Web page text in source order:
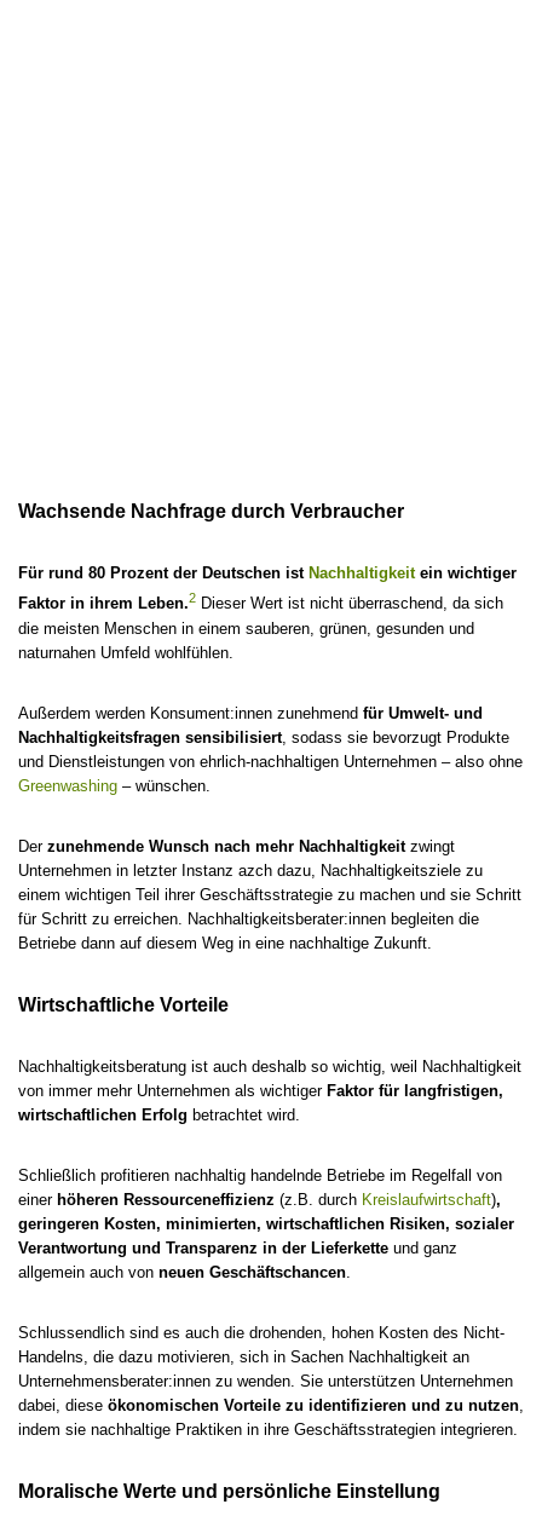
Wachsende Nachfrage durch Verbraucher
Für rund 80 Prozent der Deutschen ist Nachhaltigkeitein wichtiger
Faktor in ihrem Leben.2 Dieser Wert ist nicht überraschend, da sich
die meisten Menschen in einem sauberen, grünen, gesunden und
naturnahen Umfeld wohlfühlen.
Außerdem werden Konsument:innen zunehmend für Umwelt- und
Nachhaltigkeitsfragen sensibilisiert, sodass sie bevorzugt Produkte
und Dienstleistungen von ehrlich-nachhaltigen Unternehmen – also ohne
Greenwashing – wünschen.
Der zunehmende Wunsch nach mehr Nachhaltigkeitzwingt
Unternehmen in letzter Instanz azch dazu, Nachhaltigkeitsziele zu
einem wichtigen Teil ihrer Geschäftsstrategie zu machen und sie Schritt
für Schritt zu erreichen. Nachhaltigkeitsberater:innen begleiten die
Betriebe dann auf diesem Weg in eine nachhaltige Zukunft.
Wirtschaftliche Vorteile
Nachhaltigkeitsberatung ist auch deshalb so wichtig, weil Nachhaltigkeit
von immer mehr Unternehmen als wichtiger Faktor für langfristigen,
wirtschaftlichen Erfolg betrachtet wird.
Schließlich profitieren nachhaltig handelnde Betriebe im Regelfall von
einer höheren Ressourceneffizienz (z.B. durch Kreislaufwirtschaft),
geringeren Kosten, minimierten, wirtschaftlichen Risiken, sozialer
Verantwortung und Transparenz in der Lieferkette und ganz
allgemein auch von neuen Geschäftschancen
Schlussendlich sind es auch die drohenden, hohen Kosten des Nicht-
Handelns, die dazu motivieren, sich in Sachen Nachhaltigkeit an
Unternehmensberater:innen zu wenden. Sie unterstützen Unternehmen
dabei, diese ökonomischen Vorteile zu identifizieren und zu nutzen
indem sie nachhaltige Praktiken in ihre Geschäftsstrategien integrieren.
Moralische Werte und persönliche Einstellung